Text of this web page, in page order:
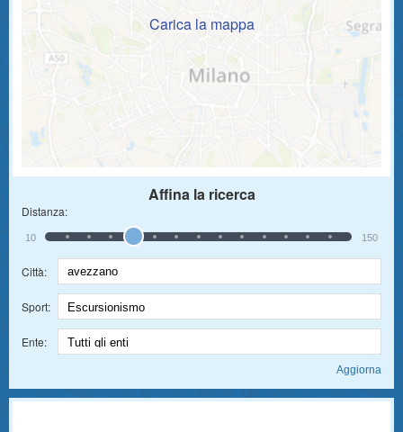
Carica la mappa
Affina la ricerca
Distanza:
10 150
Città:
Sport:
Ente: